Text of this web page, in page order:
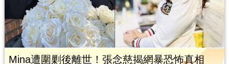
Mina遭圍剿後離世！張念慈揭網暴恐怖真相